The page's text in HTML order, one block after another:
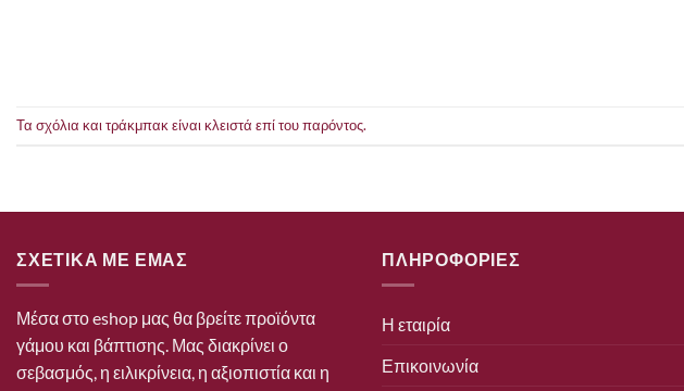
Τα σχόλια και τράκμπακ είναι κλειστά επί του παρόντος.
ΣΧΕΤΙΚΑ ΜΕ ΕΜΑΣ
Μέσα στο eshop μας θα βρείτε προϊόντα
γάμου και βάπτισης. Μας διακρίνει ο
σεβασμός, η ειλικρίνεια, η αξιοπιστία και η
ΠΛΗΡΟΦΟΡΙΕΣ
Η εταιρία
Επικοινωνία